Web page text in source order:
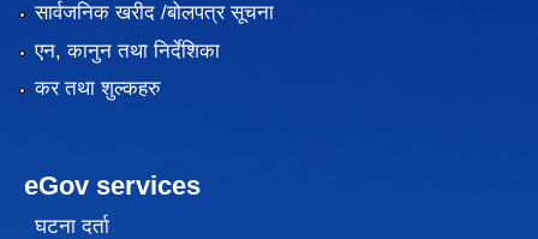
सार्वजनिक खरीद /बोलपत्र सूचना
एन, कानुन तथा निर्देशिका
कर तथा शुल्कहरु
eGov services
घटना दर्ता